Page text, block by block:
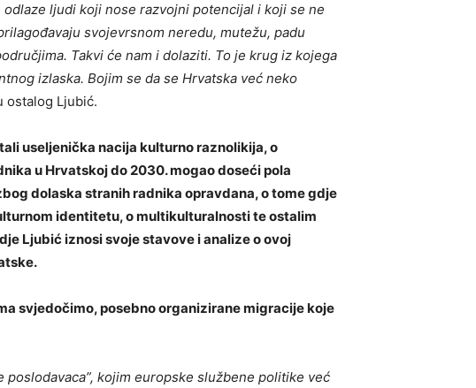
ljudi koji nose razvojni potencijal i koji se ne
svojevrsnom neredu, mutežu, padu
Takvi će nam i dolaziti. To je krug iz kojega
izlaska. Bojim se da se Hrvatska već neko
ostalog Ljubić.
useljenička nacija kulturno raznolikija, o
u Hrvatskoj do 2030. mogao doseći pola
dolaska stranih radnika opravdana, o tome gdje
identitetu, o multikulturalnosti te ostalim
Ljubić iznosi svoje stavove i analize o ovoj
svjedočimo, posebno organizirane migracije koje
kojim europske službene politike već